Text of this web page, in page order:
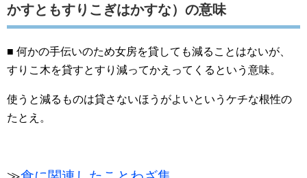
かすともすりこぎはかすな）の意味
■ 何かの手伝いのため女房を貸しても減ることはないが、
すりこ木を貸すとすり減ってかえってくるという意味。
使うと減るものは貸さないほうがよいというケチな根性の
たとえ。